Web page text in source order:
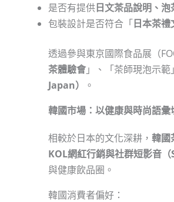
是否有提供日文茶品說明、
包裝設計是否符合「日本茶
透過參與東京國際食品展（
茶體驗會」、「茶師現泡示
Japan）
。
韓國市場：以健康與時尚語
相較於日本的文化深耕， 韓國
KOL網紅行銷與社群短影音
與健康飲品圈。
韓國消費者偏好：